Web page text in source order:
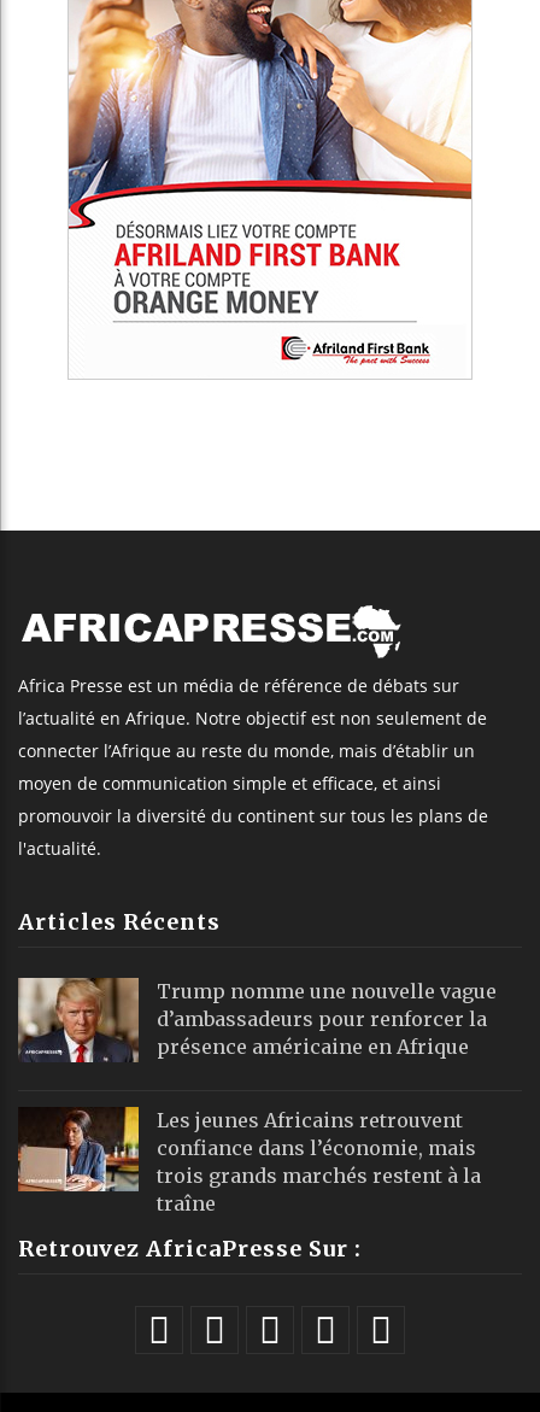
Africa Presse est un média de référence de débats sur
l’actualité en Afrique. Notre objectif est non seulement de
connecter l’Afrique au reste du monde, mais d’établir un
moyen de communication simple et efficace, et ainsi
promouvoir la diversité du continent sur tous les plans de
l'actualité.
Articles Récents
Trump nomme une nouvelle vague
d’ambassadeurs pour renforcer la
présence américaine en Afrique
Les jeunes Africains retrouvent
confiance dans l’économie, mais
trois grands marchés restent à la
traîne
Retrouvez AfricaPresse Sur :